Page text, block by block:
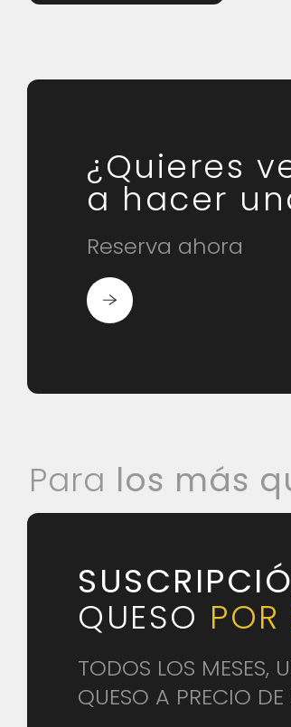
¿Quieres
a hacer
Reserva ahora
Para los más
QUESO
TODOS LOS MESES,
QUESO A PRECIO